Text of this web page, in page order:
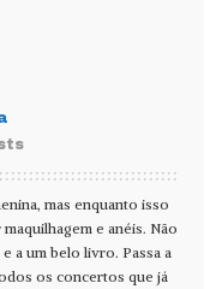
mas enquanto isso
e anéis. Não
a um belo livro. Passa a
os concertos que já